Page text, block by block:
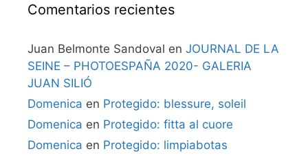
Comentarios recientes
Juan Belmonte Sandoval en JOURNAL DE LA
SEINE – PHOTOESPAÑA 2020- GALERIA
JUAN SILIÓ
Domenica en Protegido: blessure, soleil
Domenica en Protegido: fitta al cuore
Domenica en Protegido: limpiabotas